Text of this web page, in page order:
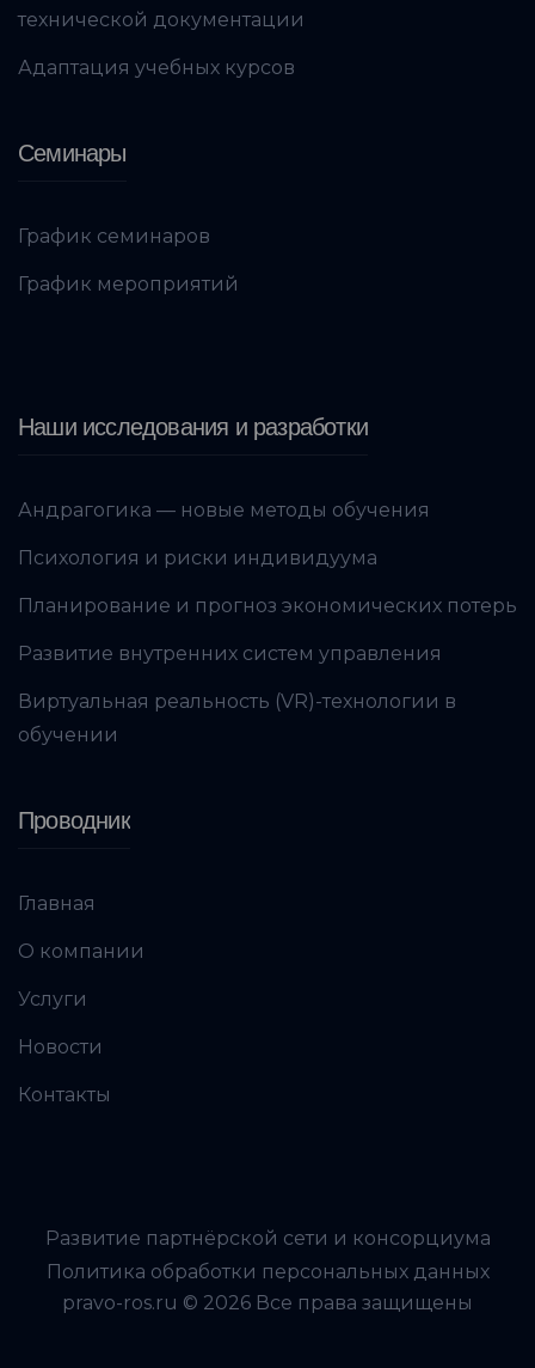
технической документации
Адаптация учебных курсов
Семинары
График семинаров
График мероприятий
Наши исследования и разработки
Андрагогика — новые методы обучения
Психология и риски индивидуума
Планирование и прогноз экономических потерь
Развитие внутренних систем управления
Виртуальная реальность (VR)-технологии в
обучении
Проводник
Главная
О компании
Услуги
Новости
Контакты
Развитие партнёрской сети и консорциума
Политика обработки персональных данных
pravo-ros.ru © 2026 Все права защищены